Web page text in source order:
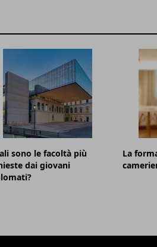
sono le facoltà più
dai giovani
La